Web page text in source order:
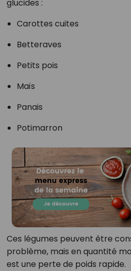
glucides :
Carottes cuites
Betteraves
Petits pois
Maïs
Panais
Potimarron
Ces légumes peuvent être
problème, mais en quantité
est une perte de poids rapide.